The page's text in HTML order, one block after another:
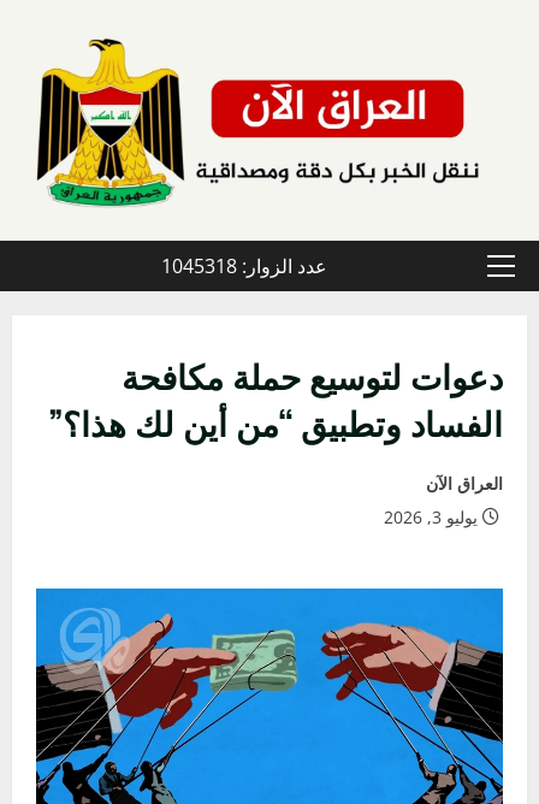
القائمة
عدد الزوار: 1045318
دعوات لتوسيع حملة مكافحة
الفساد وتطبيق “من أين لك هذا؟”
العراق الآن
يوليو 3, 2026